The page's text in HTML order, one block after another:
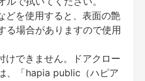
どを使用すると、表面の艶
る場合がありますので使用
できません。ドアクロー
、「hapia public（ハピア